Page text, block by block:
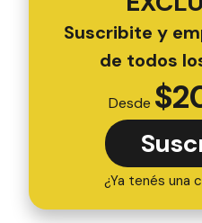
Suscribite y
de todos
Desde $
¿Ya tenés una